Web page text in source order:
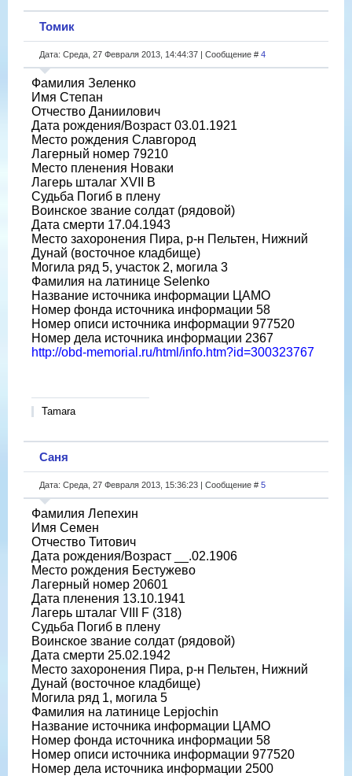
Томик
Дата: Среда, 27 Февраля 2013, 14:44:37 | Сообщение # 4
Фамилия Зеленко
Имя Степан
Отчество Даниилович
Дата рождения/Возраст 03.01.1921
Место рождения Славгород
Лагерный номер 79210
Место пленения Новаки
Лагерь шталаг XVII B
Судьба Погиб в плену
Воинское звание солдат (рядовой)
Дата смерти 17.04.1943
Место захоронения Пира, р-н Пельтен, Нижний
Дунай (восточное кладбище)
Могила ряд 5, участок 2, могила 3
Фамилия на латинице Selenko
Название источника информации ЦАМО
Номер фонда источника информации 58
Номер описи источника информации 977520
Номер дела источника информации 2367
http://obd-memorial.ru/html/info.htm?id=300323767
Tamara
Саня
Дата: Среда, 27 Февраля 2013, 15:36:23 | Сообщение # 5
Фамилия Лепехин
Имя Семен
Отчество Титович
Дата рождения/Возраст __.02.1906
Место рождения Бестужево
Лагерный номер 20601
Дата пленения 13.10.1941
Лагерь шталаг VIII F (318)
Судьба Погиб в плену
Воинское звание солдат (рядовой)
Дата смерти 25.02.1942
Место захоронения Пира, р-н Пельтен, Нижний
Дунай (восточное кладбище)
Могила ряд 1, могила 5
Фамилия на латинице Lepjochin
Название источника информации ЦАМО
Номер фонда источника информации 58
Номер описи источника информации 977520
Номер дела источника информации 2500